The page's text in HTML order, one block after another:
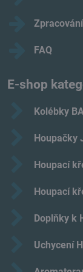
FAQ
E-shop
Kolébky
Houpačky
Houpací
Houpací
Doplňky k
Uchycení